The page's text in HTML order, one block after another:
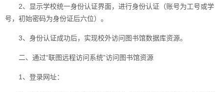
2、显示学校统一身份认证界面，进行身份认证（账号为工号或学
号，初始密码为身份证后六位）。
3、身份认证成功后，实现校外访问图书馆数据库资源。
二、通过“联图远程访问系统”访问图书馆资源
1、登录网址：